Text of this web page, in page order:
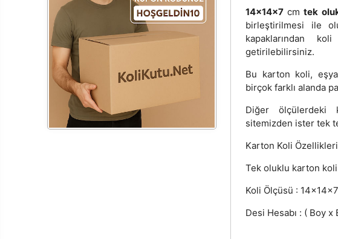
14x14x7cmtek
birleştirilmesi ile
kapaklarından
getirilebilirsiniz.
Bu karton koli,
birçok farklı alanda
Diğer ölçülerdeki
sitemizden ister tek
Karton Koli
Tek oluklu karton
Koli Ölçüsü :
Desi Hesabı : ( Boy